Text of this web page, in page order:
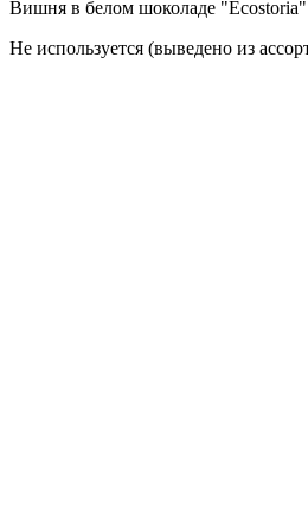
Вишня в белом шоколаде
Не используется (выведено из